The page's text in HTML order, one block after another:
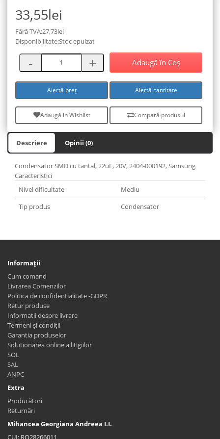
33,55lei
Fără TVA:27,73lei
Disponibilitate:Stoc epuizat
Adaugă în Coş
Alertă preț Alertă cantitate
Adaugă in Wishlist Compară produsul
Descriere Opinii (0)
Condensator SMD cu tantal, 22uF, 20V, 2404-000192, Samsung
Caracteristici
Nivel dificultate
Mediu
Tip produs
Condensator
Informaţii
Cum comand
Livrarea Comenzilor
Politica de confidentialitate -GDPR
Retur produse
Informatii despre livrare
Termeni și condiții
Garantia produselor
Solutionarea online a litigiilor
SOL
SAL
ANPC
Extra
Producători
Returnări
Mihancea Georgiana Andreea I.I.
CUI: RO28266011